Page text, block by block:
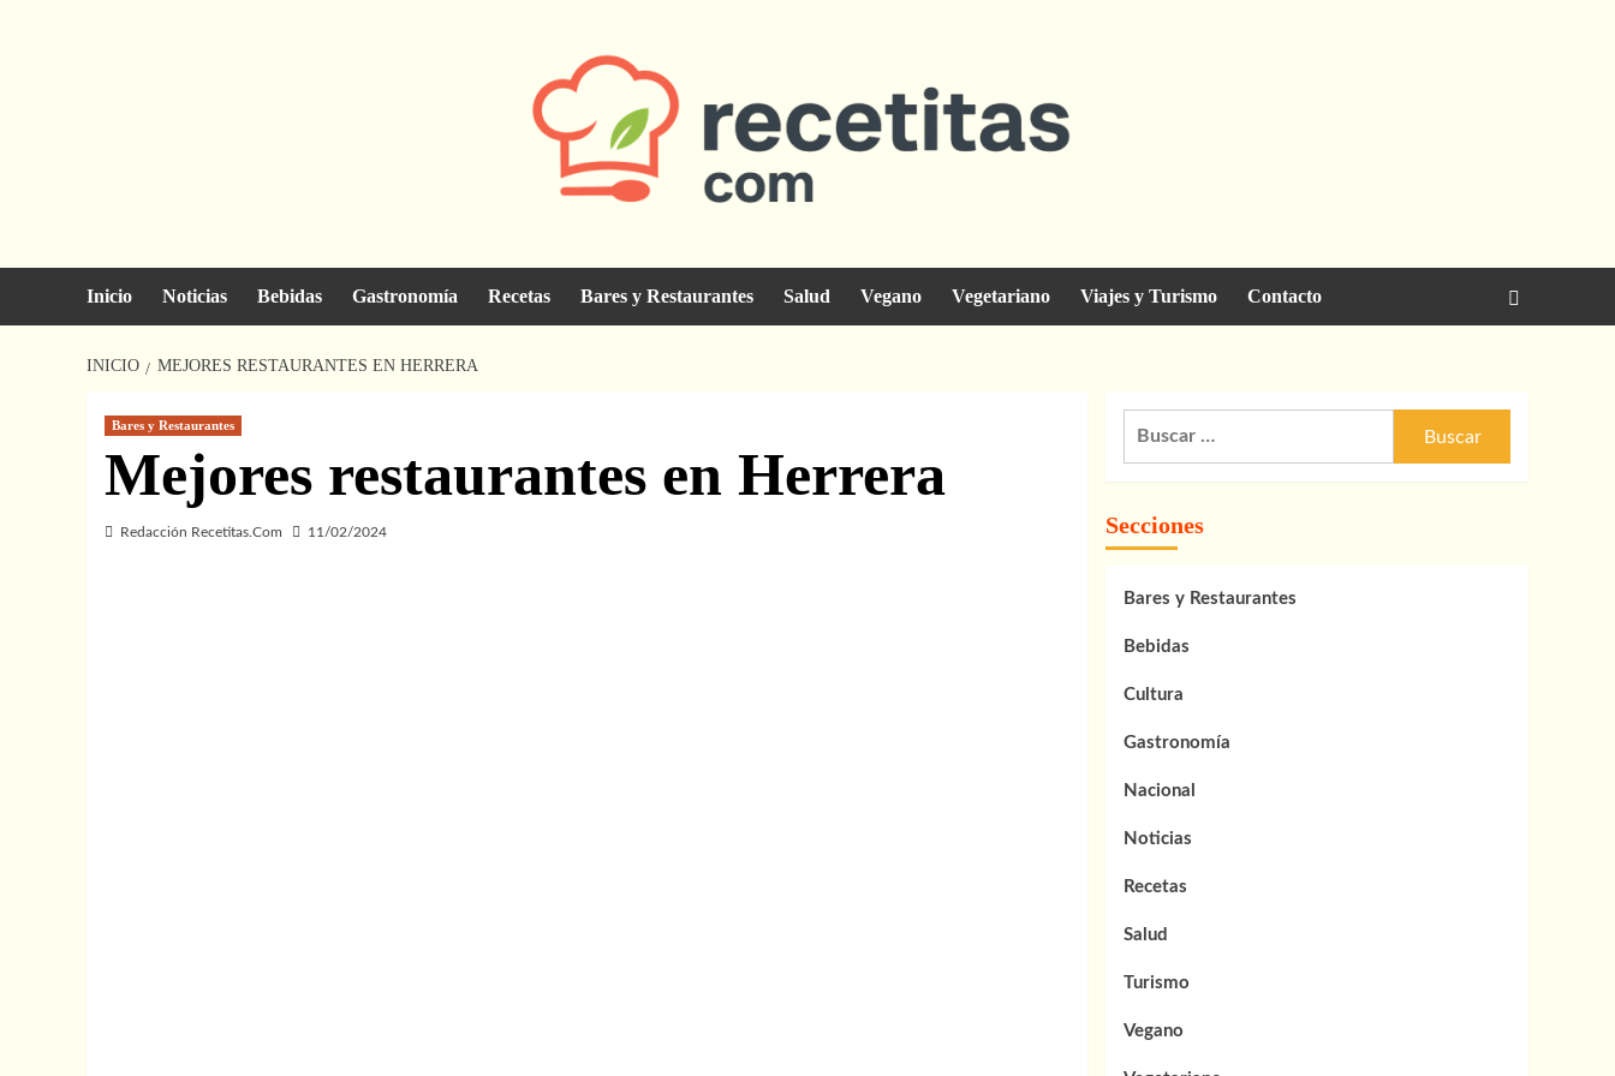
Inicio Noticias Bebidas Gastronomía Recetas Bares y Restaurantes Salud Vegano Vegetariano Viajes y Turismo Contacto
INICIO MEJORES RESTAURANTES EN HERRERA
Bares y Restaurantes
Mejores restaurantes en Herrera
Redacción Recetitas.Com 11/02/2024 Secciones
Bares y Restaurantes
Bebidas
Cultura
Gastronomía
Nacional
Noticias
Recetas
Salud
Turismo
Vegano